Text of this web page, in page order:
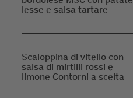
lesse e salsa tartare
Scaloppina di vitello con
salsa di mirtilli rossi e
limone Contorni a scelta